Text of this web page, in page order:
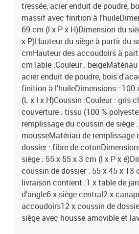
tressée, acier enduit de poudre,
massif avec finition à
69 cm (l x P x H)Dimension du
x P)Hauteur du siège à partir du
cmHauteur des accoudoirs à
cmTable :Couleur :
acier enduit de poudre, bois
finition à l'huileDimensions : 100
(L x l x H)Coussin :Couleur : gris
couverture : tissu (100 %
remplissage du coussin de siège :
mousseMatériau de remplissage
dossier : fibre de
siège : 55 x 55 x 3 cm (l x P x
coussin de dossier : 55 x 45 x 13
livraison contient :1 x table de
d'angle6 x siège central2 x
accoudoirs12 x coussin de
siège avec housse amovible et